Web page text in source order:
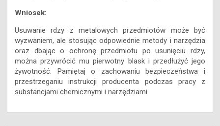
Wniosek:
Usuwanie rdzy z metalowych przedmiotów może być
wyzwaniem, ale stosując odpowiednie metody i narzędzia
oraz dbając o ochronę przedmiotu po usunięciu rdzy,
można przywrócić mu pierwotny blask i przedłużyć jego
żywotność. Pamiętaj o zachowaniu bezpieczeństwa i
przestrzeganiu instrukcji producenta podczas pracy z
substancjami chemicznymi i narzędziami.